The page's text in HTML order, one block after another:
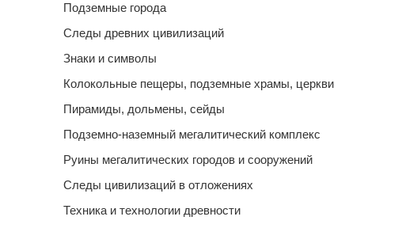
Подземные города
Следы древних цивилизаций
Знаки и символы
Колокольные пещеры, подземные храмы, церкви
Пирамиды, дольмены, сейды
Подземно-наземный мегалитический комплекс
Руины мегалитических городов и сооружений
Следы цивилизаций в отложениях
Техника и технологии древности